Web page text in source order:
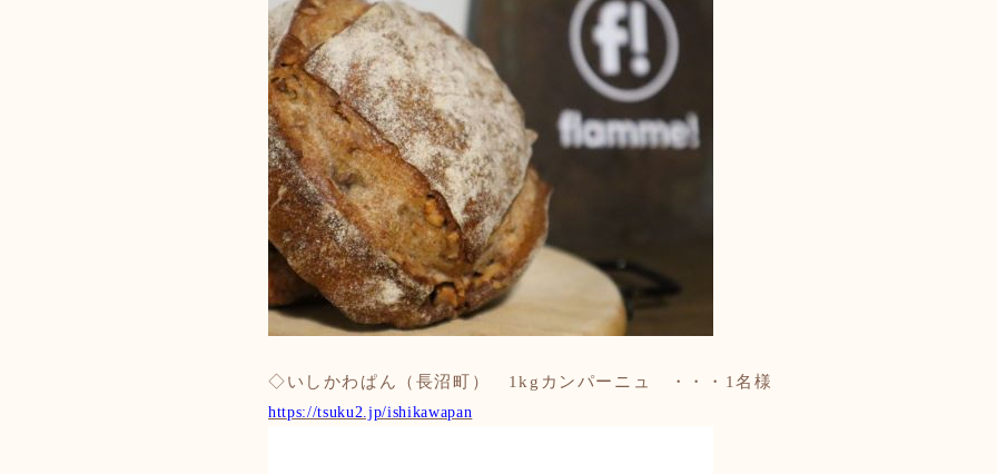
◇いしかわぱん（長沼町） 1kgカンパーニュ ・・・1名様
https://tsuku2.jp/ishikawapan